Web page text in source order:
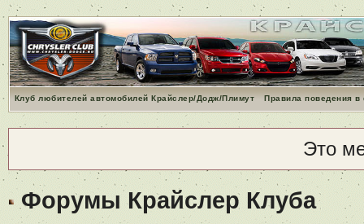
Клуб любителей автомобилей Крайслер/Додж/Плимут Правила поведения
Это
Форумы Крайслер Клуба